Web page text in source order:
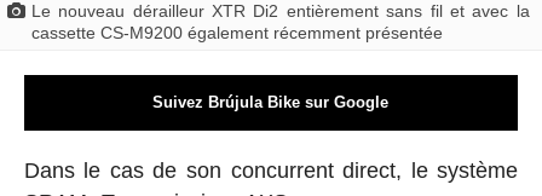
Le nouveau dérailleur XTR Di2 entièrement sans fil et avec la
cassette CS-M9200 également récemment présentée
Suivez Brújula Bike sur Google
Dans le cas de son concurrent direct, le système